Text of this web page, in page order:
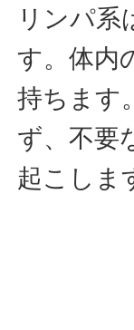
リンパ系
す。体内
持ちます
ず、不要
起こしま